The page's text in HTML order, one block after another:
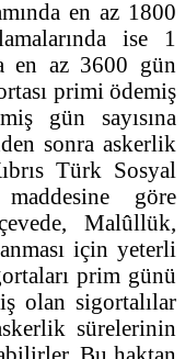
en az 1800
ise 1
en az 3600 gün
primi ödemiş
gün sayısına
sonra askerlik
Türk Sosyal
göre
Malûllük,
için yeterli
prim günü
olan sigortalılar
sürelerinin
Bu haktan